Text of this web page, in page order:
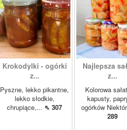
Krokodylki - ogórki
z...
Pyszne, lekko pikantne,
lekko słodkie,
chrupiące,... ⇖ 307
Najlepsza
z...
Kolorowa
kapusty,
ogórków
289